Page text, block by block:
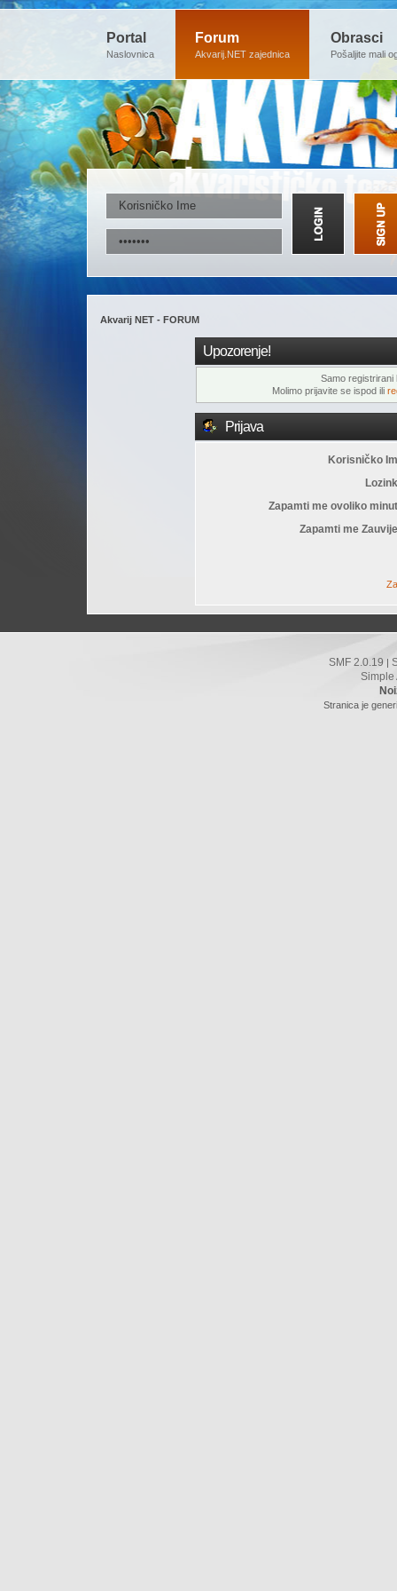
Portal
Naslovnica
Forum
Akvarij.NET zajednica
Obrasci
Pošaljite mali
Akvarij NET - FORUM
Upozorenje!
Samo registrirani
Molimo prijavite se ispod ili
Prijava
Korisničko
Zapamti me ovoliko
Zapamti me
SMF 2.0.19
Simple
Stranica je